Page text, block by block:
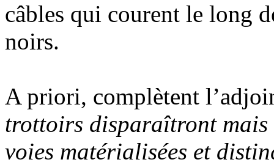
câbles qui courent le long
noirs.
A priori, complètent
trottoirs disparaîtront mais
voies matérialisées et